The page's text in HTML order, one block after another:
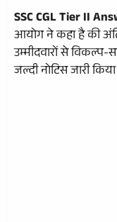
SSC CGL Tier II
आयोग ने कहा है की
उम्मीदवारों से
जल्दी नोटिस जारी